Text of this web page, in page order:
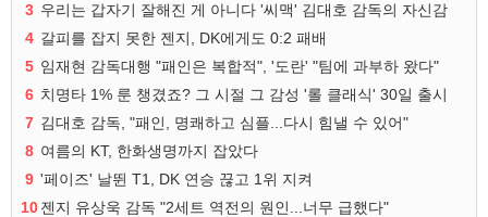
3 우리는 갑자기 잘해진 게 아니다 '씨맥' 김대호 감독의 자신감
4 갈피를 잡지 못한 젠지, DK에게도 0:2 패배
5 임재현 감독대행 "패인은 복합적", '도란' "팀에 과부하 왔다"
6 치명타 1% 룬 챙겼죠? 그 시절 그 감성 '롤 클래식' 30일 출시
7 김대호 감독, "패인, 명쾌하고 심플...다시 힘낼 수 있어"
8 여름의 KT, 한화생명까지 잡았다
9 '페이즈' 날뛴 T1, DK 연승 끊고 1위 지켜
10젠지 유상욱 감독 "2세트 역전의 원인...너무 급했다"